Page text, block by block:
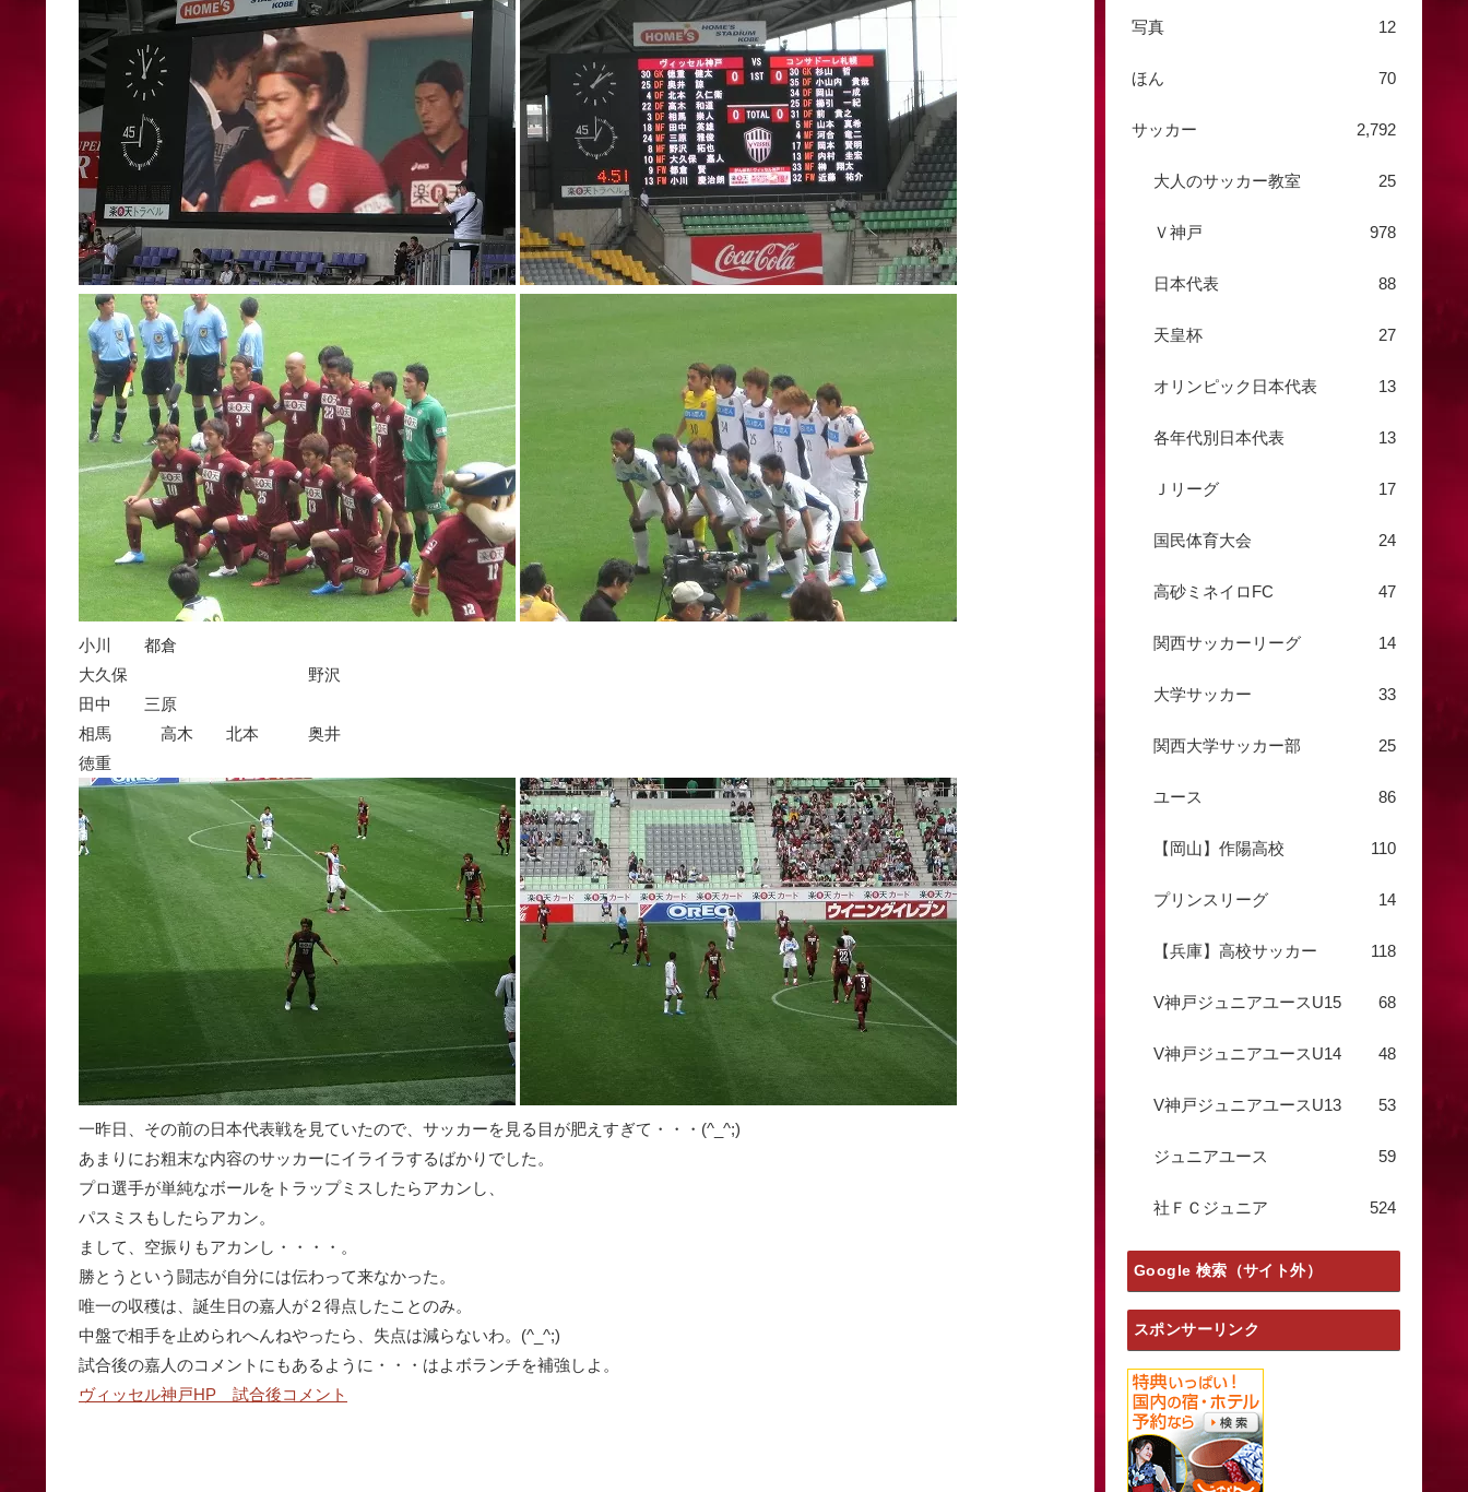
小川 都倉
大久保 野沢
田中 三原
相馬 高木 北本 奥井
徳重
一昨日、その前の日本代表戦を見ていたので、サッカーを見る目が肥えすぎて・・・(^_^;)
あまりにお粗末な内容のサッカーにイライラするばかりでした。
プロ選手が単純なボールをトラップミスしたらアカンし、
パスミスもしたらアカン。
まして、空振りもアカンし・・・・。
勝とうという闘志が自分には伝わって来なかった。
唯一の収穫は、誕生日の嘉人が２得点したことのみ。
中盤で相手を止められへんねやったら、失点は減らないわ。(^_^;)
試合後の嘉人のコメントにもあるように・・・はよボランチを補強しよ。
ヴィッセル神戸HP 試合後コメント
写真 12
ほん 70
サッカー 2,792
大人のサッカー教室 25
Ｖ神戸 978
日本代表 88
天皇杯 27
オリンピック日本代表 13
各年代別日本代表 13
Ｊリーグ 17
国民体育大会 24
高砂ミネイロFC 47
関西サッカーリーグ 14
大学サッカー 33
関西大学サッカー部 25
ユース 86
【岡山】作陽高校 110
プリンスリーグ 14
【兵庫】高校サッカー 118
V神戸ジュニアユースU15 68
V神戸ジュニアユースU14 48
V神戸ジュニアユースU13 53
ジュニアユース 59
社ＦＣジュニア 524
Google 検索（サイト外）
スポンサーリンク